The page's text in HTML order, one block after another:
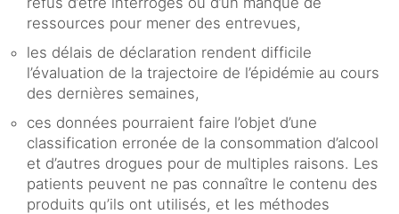
ressources pour mener des entrevues,
les délais de déclaration rendent difficile
l’évaluation de la trajectoire de l’épidémie au cours
des dernières semaines,
ces données pourraient faire l’objet d’une
classification erronée de la consommation d’alcool
et d’autres drogues pour de multiples raisons. Les
patients peuvent ne pas connaître le contenu des
produits qu’ils ont utilisés, et les méthodes